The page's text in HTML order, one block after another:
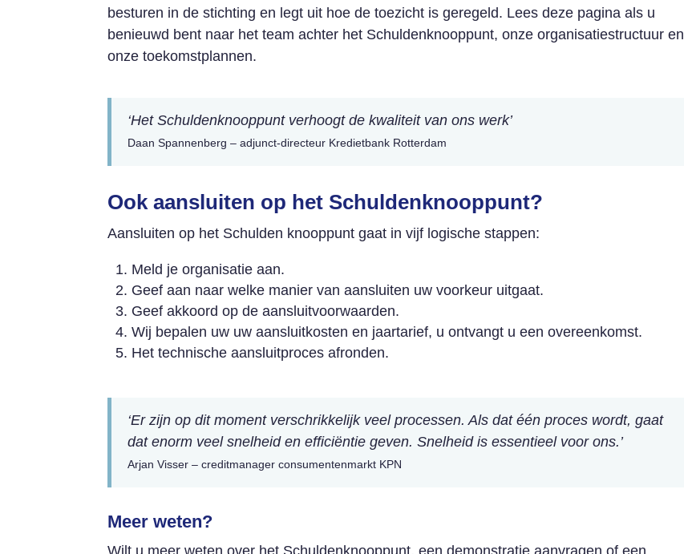
besturen in de stichting en legt uit hoe de toezicht is geregeld. Lees deze pagina als u
benieuwd bent naar het team achter het Schuldenknooppunt, onze organisatiestructuur en
onze toekomstplannen.
‘Het Schuldenknooppunt verhoogt de kwaliteit van ons werk’
Daan Spannenberg – adjunct-directeur Kredietbank Rotterdam
Ook aansluiten op het Schuldenknooppunt?
Aansluiten op het Schulden knooppunt gaat in vijf logische stappen:
Meld je organisatie aan.
Geef aan naar welke manier van aansluiten uw voorkeur uitgaat.
Geef akkoord op de aansluitvoorwaarden.
Wij bepalen uw uw aansluitkosten en jaartarief, u ontvangt u een overeenkomst.
Het technische aansluitproces afronden.
‘Er zijn op dit moment verschrikkelijk veel processen. Als dat één proces wordt, gaat
dat enorm veel snelheid en efficiëntie geven. Snelheid is essentieel voor ons.’
Arjan Visser – creditmanager consumentenmarkt KPN
Meer weten?
Wilt u meer weten over het Schuldenknooppunt, een demonstratie aanvragen of een